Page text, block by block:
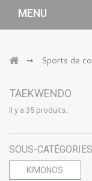
MENU
➞ Sports de
TAEKWENDO
Il y a 35 produits.
SOUS-CATÉGORIES
KIMONOS